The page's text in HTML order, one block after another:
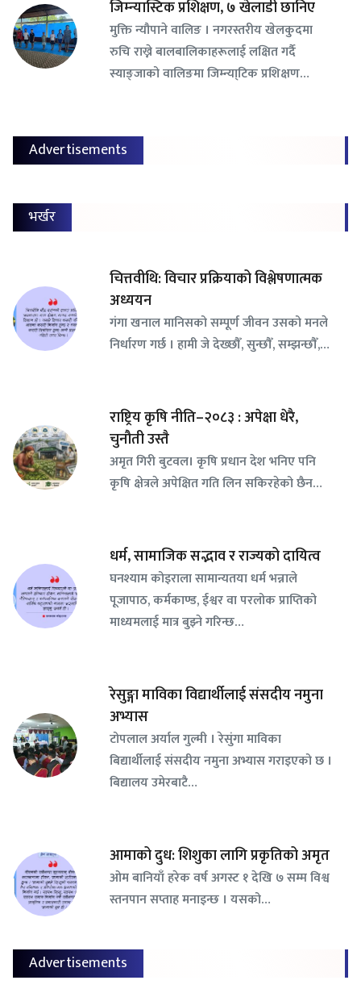
जिम्न्यास्टिक प्रशिक्षण, ७ खेलाडी छानिए
​मुक्ति न्यौपाने वालिङ । नगरस्तरीय खेलकुदमा
रुचि राख्ने बालबालिकाहरूलाई लक्षित गर्दै
स्याङ्जाको वालिङमा जिम्न्या्टिक प्रशिक्षण…
Advertisements
भर्खर
चित्तवीथि: विचार प्रक्रियाको विश्लेषणात्मक
अध्ययन
गंगा खनाल मानिसको सम्पूर्ण जीवन उसको मनले
निर्धारण गर्छ । हामी जे देख्छौँ, सुन्छौँ, सम्झन्छौँ,…
राष्ट्रिय कृषि नीति–२०८३ : अपेक्षा धेरै,
चुनौती उस्तै
अमृत गिरी बुटवल। कृषि प्रधान देश भनिए पनि
कृषि क्षेत्रले अपेक्षित गति लिन सकिरहेको छैन…
धर्म, सामाजिक सद्भाव र राज्यको दायित्व
घनश्याम कोइराला सामान्यतया धर्म भन्नाले
पूजापाठ, कर्मकाण्ड, ईश्वर वा परलोक प्राप्तिको
माध्यमलाई मात्र बुझ्ने गरिन्छ…
रेसुङ्गा माविका विद्यार्थीलाई संसदीय नमुना
अभ्यास
टोपलाल अर्याल गुल्मी । रेसुंगा माविका
बिद्यार्थीलाई संसदीय नमुना अभ्यास गराइएको छ ।
बिद्यालय उमेरबाटै…
आमाको दुध: शिशुका लागि प्रकृतिको अमृत
ओम बानियाँ हरेक वर्ष अगस्ट १ देखि ७ सम्म विश्व
स्तनपान सप्ताह मनाइन्छ । यसको…
Advertisements